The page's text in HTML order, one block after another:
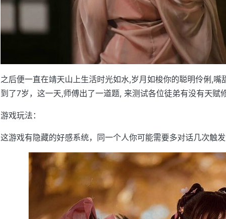
之后便一直在靖天山上生活时光如水,岁月如梭你的聪明伶俐,
到了7岁，这一天,师傅出了一道题, 来测试各位徒弟有没有天赋
游戏玩法：
这游戏有隐藏的好感系统，同一个人你可能需要多对话几次触发